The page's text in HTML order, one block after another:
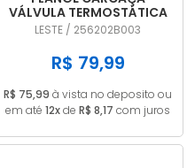
VÁLVULA TERMOSTÁTICA
HYUNDAI HB20 I30
VELOSTER CRETA 1.6 16V
256202B003
LESTE / 256202B003
R$ 79,99
R$ 75,99 à vista no deposito ou
em até 12xde R$ 8,17 com juros